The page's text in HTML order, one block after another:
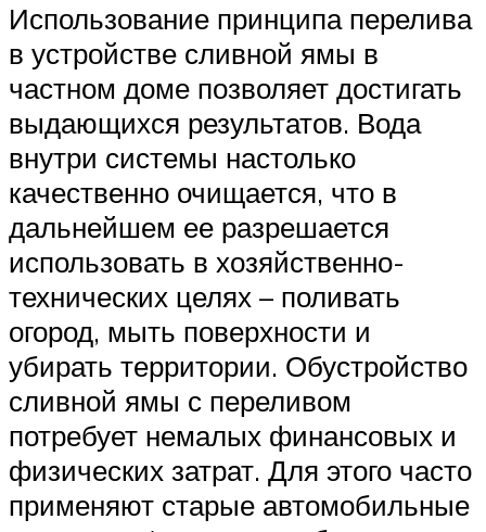
Использование принципа перелива
в устройстве сливной ямы в
частном доме позволяет достигать
выдающихся результатов. Вода
внутри системы настолько
качественно очищается, что в
дальнейшем ее разрешается
использовать в хозяйственно-
технических целях – поливать
огород, мыть поверхности и
убирать территории. Обустройство
сливной ямы с переливом
потребует немалых финансовых и
физических затрат. Для этого часто
применяют старые автомобильные